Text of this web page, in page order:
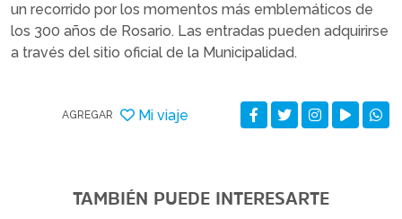
un recorrido por los momentos más emblemáticos de
los 300 años de Rosario. Las entradas pueden adquirirse
a través del sitio oficial de la Municipalidad.
AGREGAR Mi viaje
TAMBIÉN PUEDE INTERESARTE